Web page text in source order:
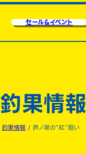
セール&イベント
釣果情報
釣果情報 / 芦ノ湖の”紅”狙い